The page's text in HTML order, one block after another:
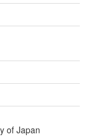
of Japan